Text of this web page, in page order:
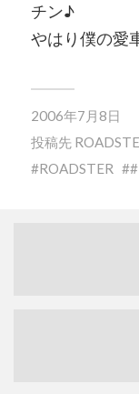
チン♪
やはり僕の愛
2006年7月8日
投稿先
ROADSTER